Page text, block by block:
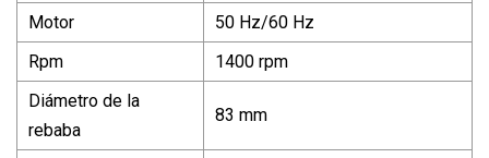
Motor
50 Hz/60 Hz
Rpm
1400 rpm
Diámetro de la
rebaba
83 mm